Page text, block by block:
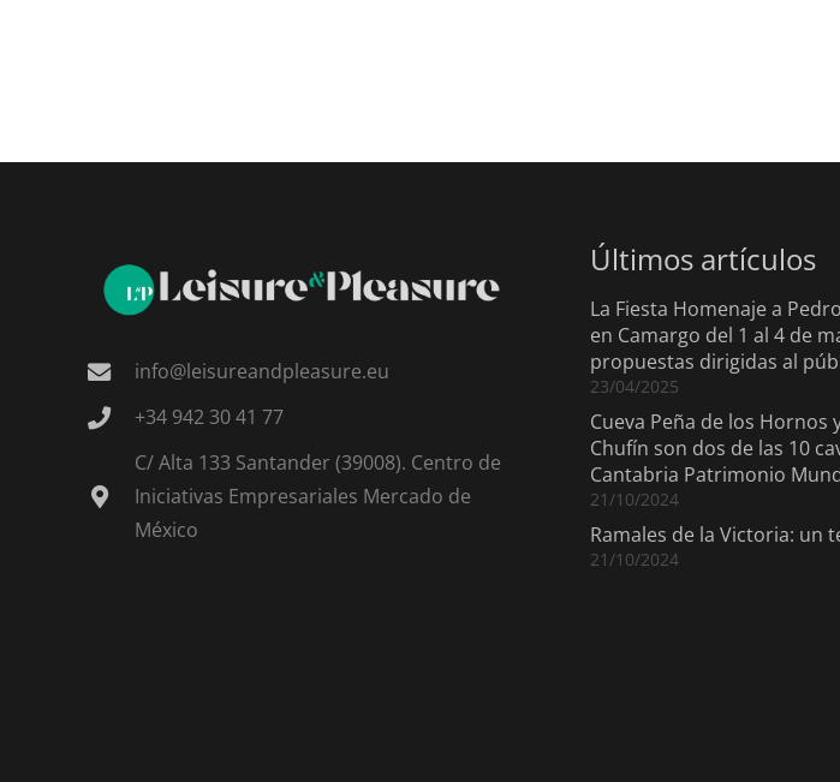
info@leisureandpleasure.eu
+34 942 30 41 77
C/ Alta 133 Santander (39008). Centro de
Iniciativas Empresariales Mercado de
México
Últimos artículos
La Fiesta Homenaje a
en Camargo del 1 al 4 de
propuestas dirigidas al
23/04/2025
Cueva Peña de los Hornos
Chufín son dos de las 10
Cantabria Patrimonio
21/10/2024
Ramales de la Victoria: un
21/10/2024